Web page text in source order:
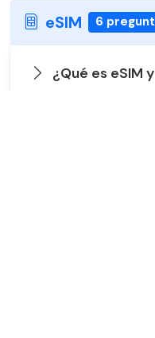
eSIM 6
¿Qué es eSIM